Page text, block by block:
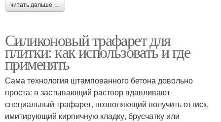
читать дальше →
Силиконовый трафарет для
плитки: как использовать и где
применять
Сама технология штампованного бетона довольно
проста: в застывающий раствор вдавливают
специальный трафарет, позволяющий получить оттиск,
имитирующий кирпичную кладку, брусчатку или